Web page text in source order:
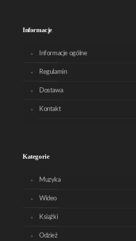
Informacje
Informacje ogólne
Regulamin
Dostawa
Kontakt
Kategorie
Muzyka
Wideo
Książki
Odzież